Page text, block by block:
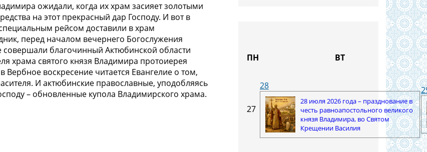
ожидали, когда их храм засияет золотыми
на этот прекрасный дар Господу. И вот в
рейсом доставили в храм
перед началом вечернего Богослужения
благочинный Актюбинской области
храма святого князя Владимира протоиерея
воскресение читается Евангелие о том,
И актюбинские православные, уподобляясь
– обновленные купола Владимирского храма.
ПН ВТ
27
28
28 июля 2026 года – празднование в
честь равноапостольного великого
князя Владимира, во Святом
Крещении Василия